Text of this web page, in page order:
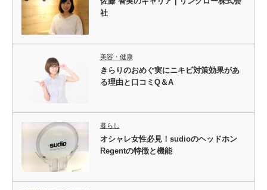
社
美容・健康
きらりのおめぐ実にニキビ対策効果があ
る理由と口コミQ＆A
暮らし
オシャレ女性必見！sudioのヘッドホン
Regentの特徴と機能